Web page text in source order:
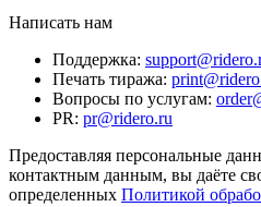
Написать нам
Поддержка:
Печать тиража:
Вопросы по услугам:
PR: pr@ridero.ru
Предоставляя персональные
контактным данным, вы даёте
определенных Политикой